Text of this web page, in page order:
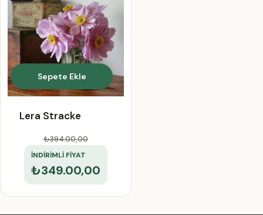
Sepete Ekle
Lera Stracke
₺394.00,00
İNDİRİMLİ FİYAT
₺349.00,00